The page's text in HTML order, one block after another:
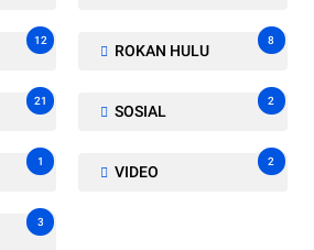
12
ROKAN HULU
8
21
SOSIAL
2
1
VIDEO
2
3